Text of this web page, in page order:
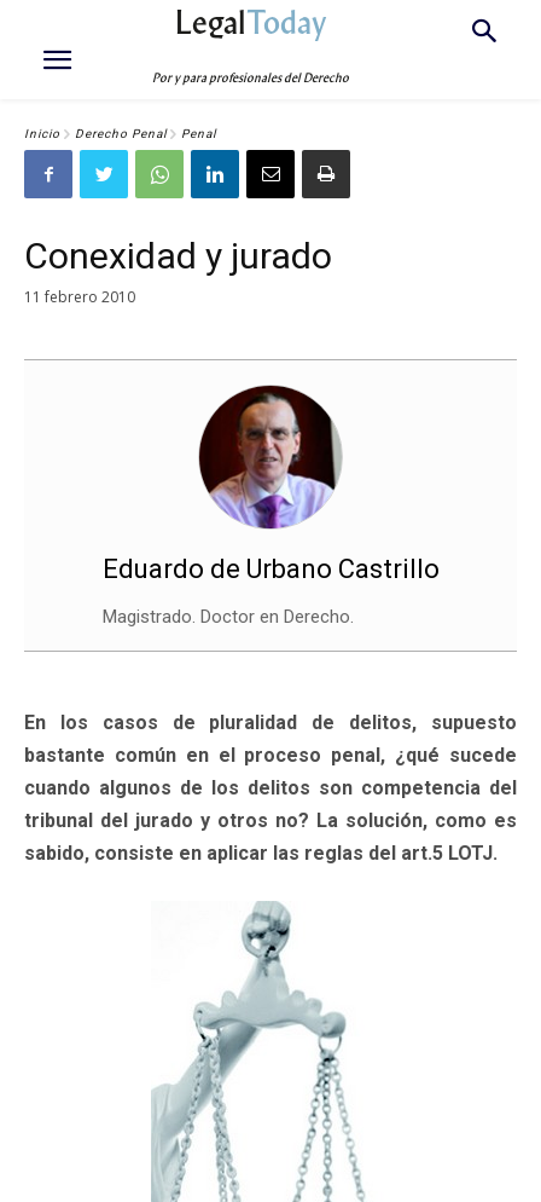
LegalToday
Por y para profesionales del Derecho
Inicio Derecho Penal Penal
Conexidad y jurado
11 febrero 2010
Eduardo de Urbano Castrillo
Magistrado. Doctor en Derecho.
En los casos de pluralidad de delitos, supuesto
bastante común en el proceso penal, ¿qué sucede
cuando algunos de los delitos son competencia del
tribunal del jurado y otros no? La solución, como es
sabido, consiste en aplicar las reglas del art.5 LOTJ.